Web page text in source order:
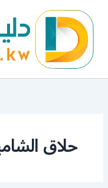
المحتوى
حلاق